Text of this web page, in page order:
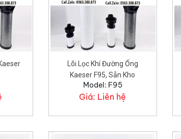
Lõi Lọc Khí Đường Ống
Kaeser F95, Sẵn Kho
Model: F95
Giá: Liên hệ